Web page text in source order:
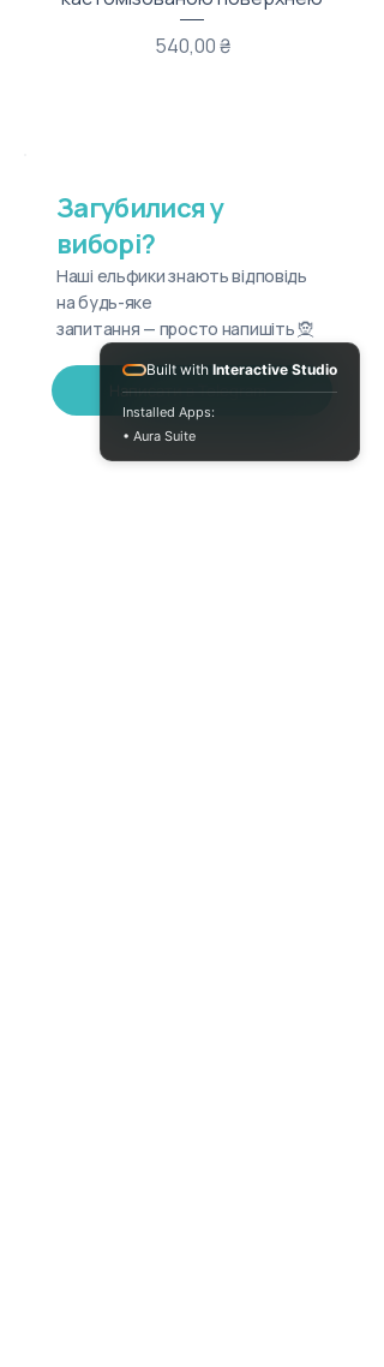
Ціна
540,00 ₴
Загубилися у
виборі?
Наші ельфики знають відповідь
на будь-яке
запитання — просто напишіть 🧝
Написати в Telegram
Built with Interactive Studio
Installed Apps:
• Aura Suite